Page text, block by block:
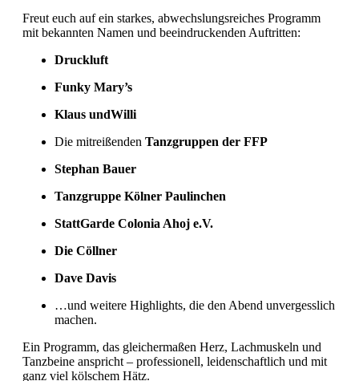
Freut euch auf ein starkes, abwechslungsreiches Programm
mit bekannten Namen und beeindruckenden Auftritten:
Druckluft
Funky Mary’s
Klaus undWilli
Die mitreißenden Tanzgruppen der FFP
Stephan Bauer
Tanzgruppe Kölner Paulinchen
StattGarde Colonia Ahoj e.V.
Die Cöllner
Dave Davis
…und weitere Highlights, die den Abend unvergesslich
machen.
Ein Programm, das gleichermaßen Herz, Lachmuskeln und
Tanzbeine anspricht – professionell, leidenschaftlich und mit
ganz viel kölschem Hätz.